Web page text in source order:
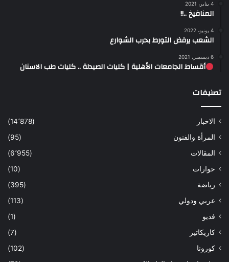
4 يناير، 2021
المنافيخ ..!!
4 يونيو، 2022
الشعب يرفض التورط بحرب الشوارع
6 ديسمبر، 2021
أقساط الجامعات الأهلية | كليات الصيدلة .. كليات طب الاسنان
تصنيفات
الاخبار
(14٬878)
المرأة والفنون
(95)
المقالات
(6٬955)
حوارات
(10)
رياضة
(395)
عربي ودولي
(113)
فديو
(1)
كاريكاتير
(7)
كورونا
(102)